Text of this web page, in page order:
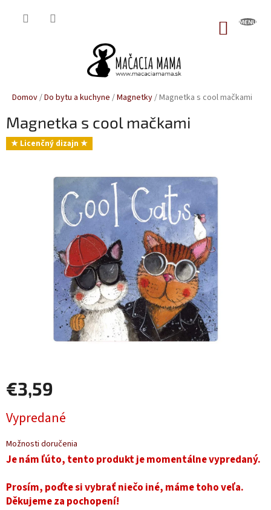
Domov/Do bytu a kuchyne /Magnetky/Magnetka s cool mačkami
Magnetka s cool mačkami
★ Licenčný dizajn ★
€3,59
cena:
Vypredané
Možnosti doručenia
Je nám ľúto, tento produkt je momentálne vypredaný.
Prosím, poďte si vybrať niečo iné, máme toho veľa.
Děkujeme za pochopení!